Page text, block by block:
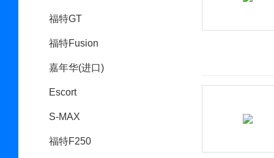
福特GT
福特Fusion
嘉年华(进口)
Escort
S-MAX
福特F250